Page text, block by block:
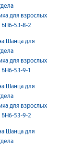
для взрослых
БН6-53-8-2
Шанца для
для взрослых
53-9-1
Шанца для
для взрослых
БН6-53-9-2
Шанца для